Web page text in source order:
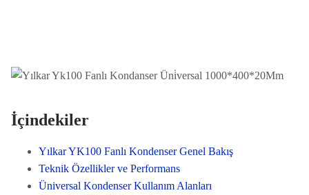
İçindekiler
Yılkar YK100 Fanlı Kondenser Genel Bakış
Teknik Özellikler ve Performans
Üniversal Kondenser Kullanım Alanları